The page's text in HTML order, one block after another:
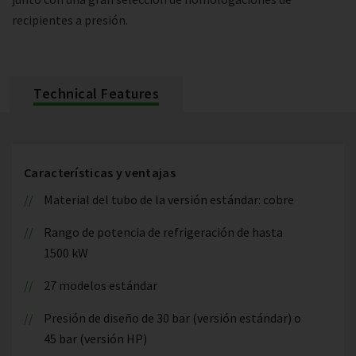
recipientes a presión.
Technical Features
Características y ventajas
Material del tubo de la versión estándar: cobre
Rango de potencia de refrigeración de hasta
1500 kW
27 modelos estándar
Presión de diseño de 30 bar (versión estándar) o
45 bar (versión HP)